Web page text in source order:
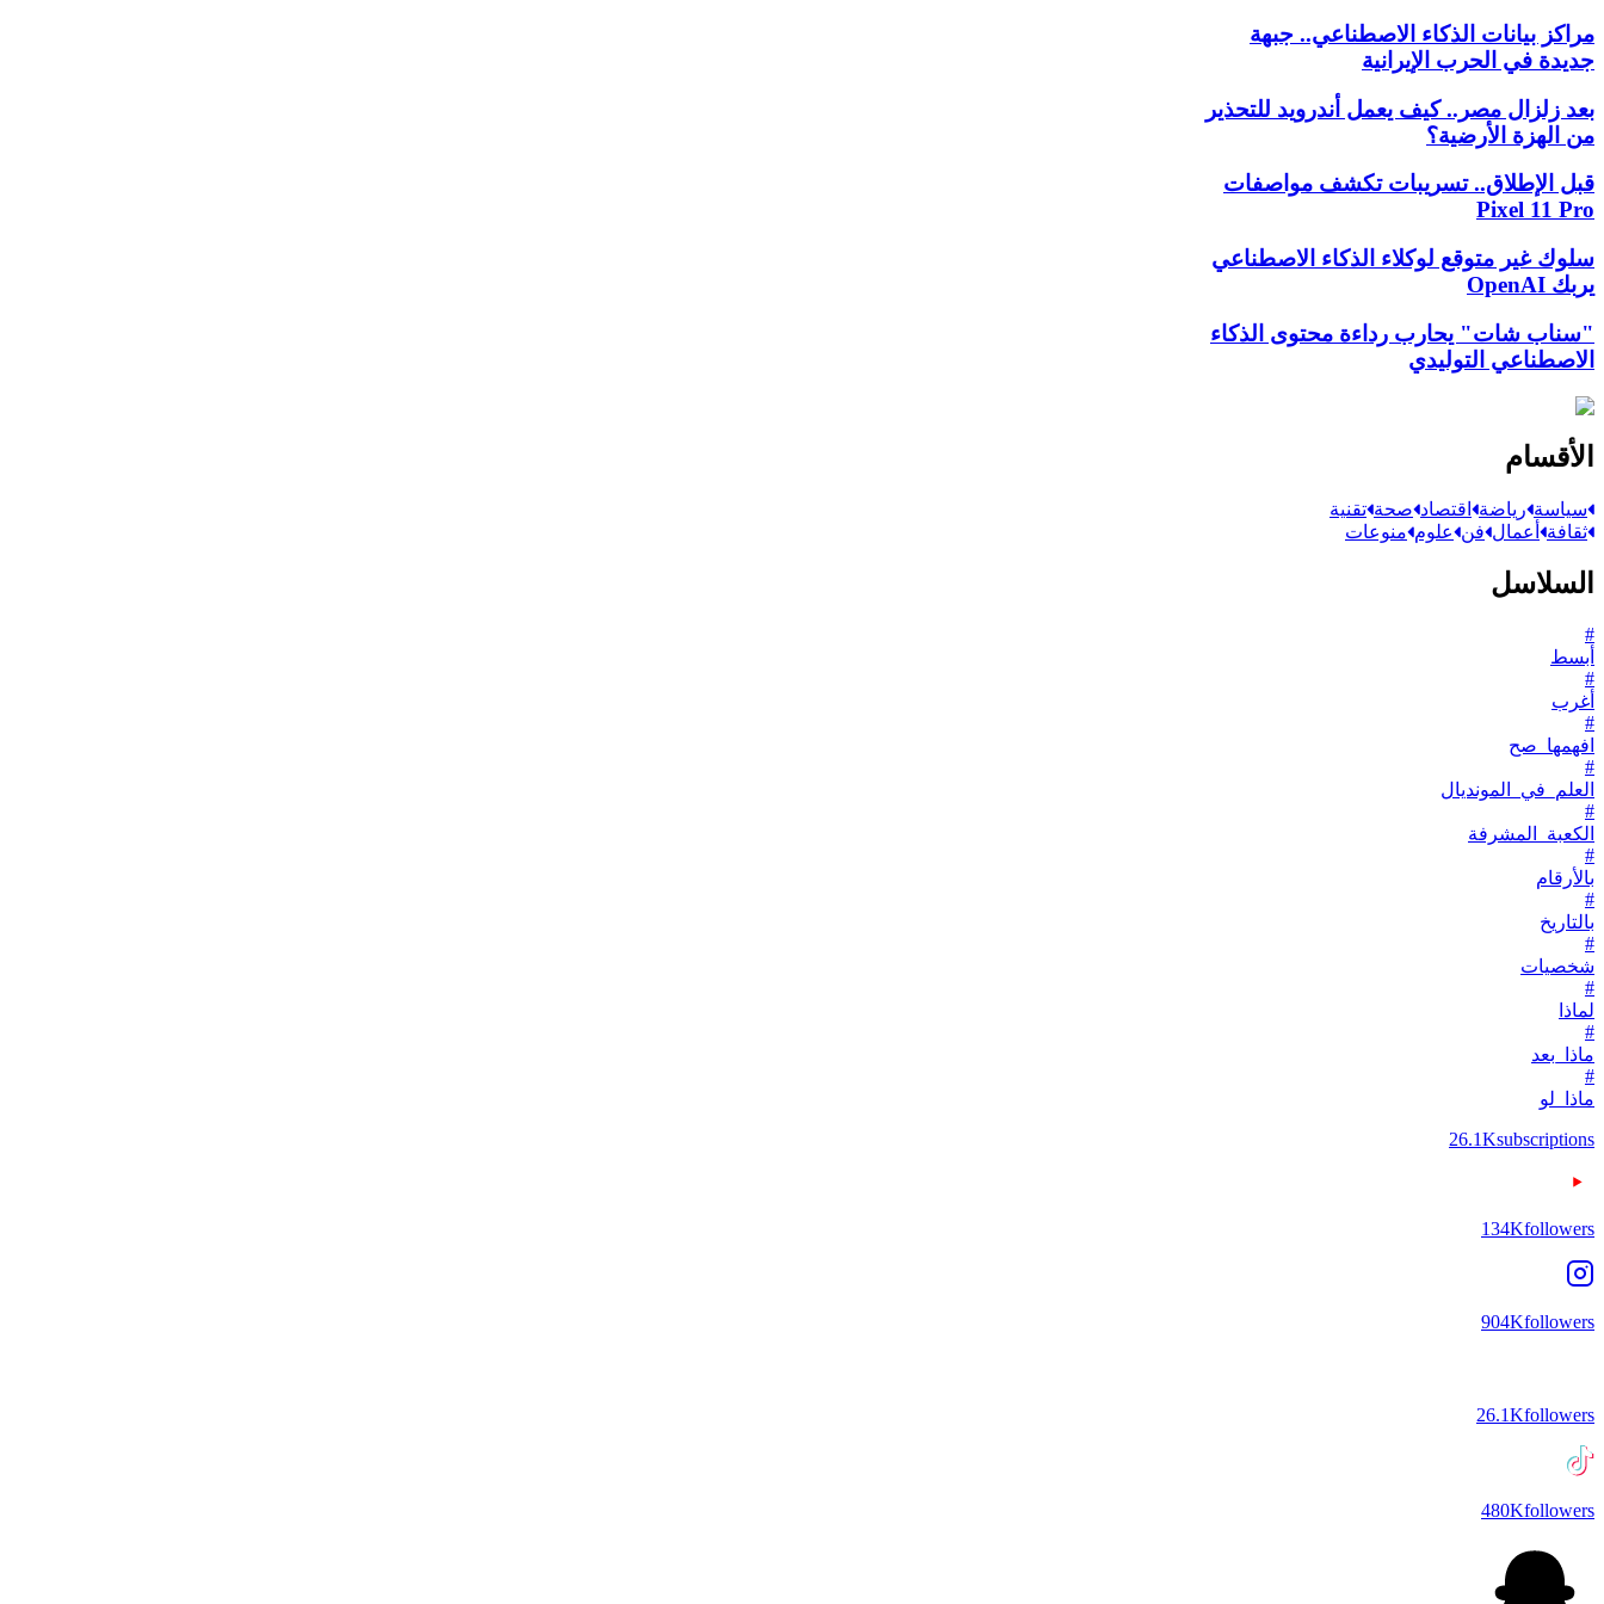
مراكز بيانات الذكاء الاصطناعي.. جبهة
جديدة في الحرب الإيرانية
بعد زلزال مصر.. كيف يعمل أندرويد للتحذير
من الهزة الأرضية؟
قبل الإطلاق.. تسريبات تكشف مواصفات
Pixel 11 Pro
سلوك غير متوقع لوكلاء الذكاء الاصطناعي
يربك OpenAI
"سناب شات" يحارب رداءة محتوى الذكاء
الاصطناعي التوليدي
الأقسام
سياسة رياضة اقتصاد صحة تقنية
ثقافة
أعمال فن علوم منوعات
السلاسل
#
أبسط
#
أغرب
#
افهمها_صح
#
العلم_في_المونديال
#
الكعبة_المشرفة
#
بالأرقام
#
بالتاريخ
#
شخصيات
#
لماذا
#
ماذا_بعد
#
ماذا_لو
26.1Ksubscriptions
134Kfollowers
904Kfollowers
26.1Kfollowers
480Kfollowers